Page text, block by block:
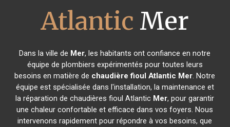
Atlantic Mer
Dans la ville de Mer, les habitants ont confiance en notre
équipe de plombiers expérimentés pour toutes leurs
besoins en matière de chaudière fioul Atlantic Mer. Notre
équipe est spécialisée dans l'installation, la maintenance et
la réparation de chaudières fioul Atlantic Mer, pour garantir
une chaleur confortable et efficace dans vos foyers. Nous
intervenons rapidement pour répondre à vos besoins, que